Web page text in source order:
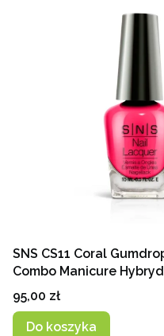
SNS CS11 Coral
Combo Manicure
Cena
95,00 zł
Do koszyka